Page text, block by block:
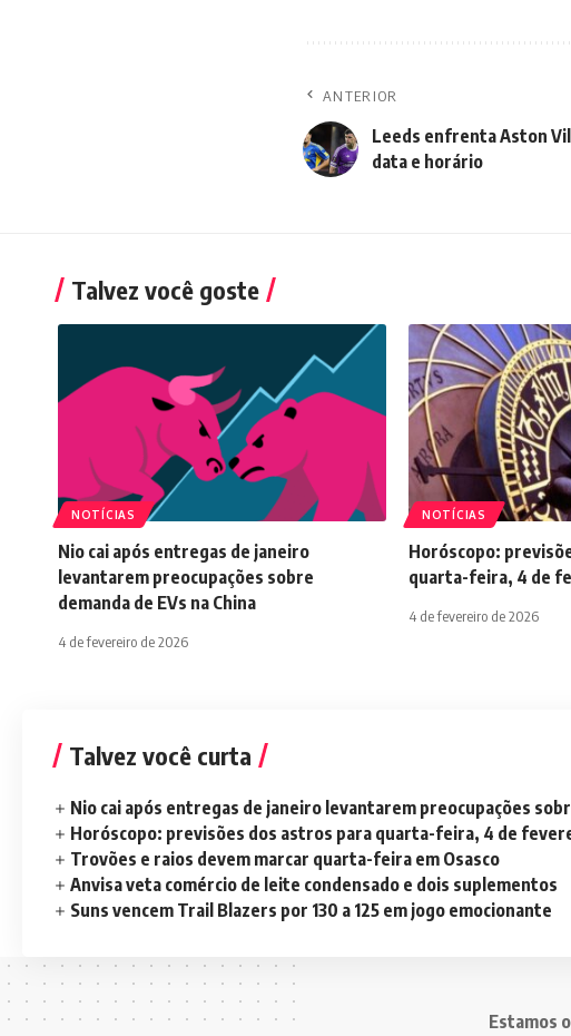
ANTERIOR
Leeds enfrenta Aston
data e horário
Talvez você goste
NOTÍCIAS
Nio cai após entregas de janeiro
levantarem preocupações sobre
demanda de EVs na China
4 de fevereiro de 2026
NOTÍCIAS
Horóscopo:
quarta-feira, 4 de
4 de fevereiro de 2026
Talvez você curta
Nio cai após entregas de janeiro levantarem preocupações
Horóscopo: previsões dos astros para quarta-feira, 4 de
Trovões e raios devem marcar quarta-feira em Osasco
Anvisa veta comércio de leite condensado e dois suplementos
Suns vencem Trail Blazers por 130 a 125 em jogo emocionante
Estamos